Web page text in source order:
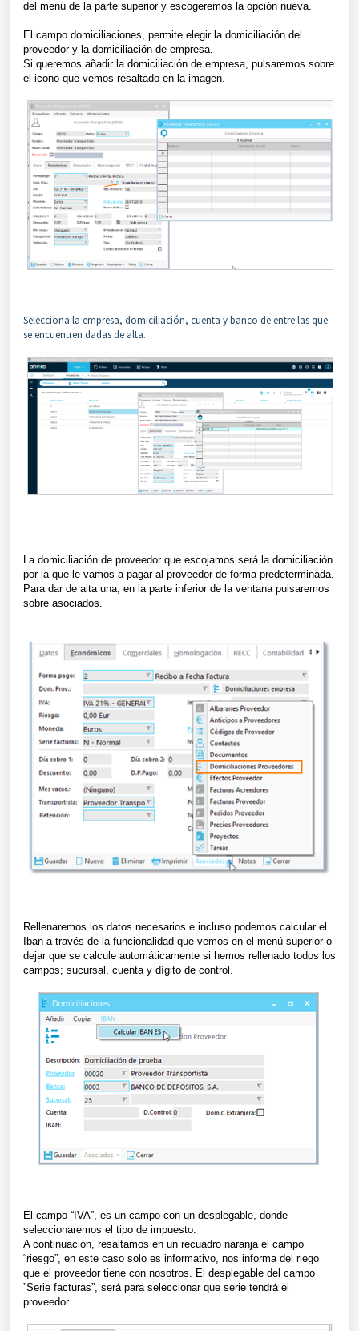
del menú de la parte superior y escogeremos la opción nueva.
El campo domiciliaciones, permite elegir la domiciliación del
proveedor y la domiciliación de empresa.
Si queremos añadir la domiciliación de empresa, pulsaremos sobre
el icono que vemos resaltado en la imagen.
Selecciona la empresa, domiciliación, cuenta y banco de entre las que
se encuentren dadas de alta.
La domiciliación de proveedor que escojamos será la domiciliación
por la que le vamos a pagar al proveedor de forma predeterminada.
Para dar de alta una, en la parte inferior de la ventana pulsaremos
sobre asociados.
Rellenaremos los datos necesarios e incluso podemos calcular el
Iban a través de la funcionalidad que vemos en el menú superior o
dejar que se calcule automáticamente si hemos rellenado todos los
campos; sucursal, cuenta y dígito de control.
El campo “IVA”, es un campo con un desplegable, donde
seleccionaremos el tipo de impuesto.
A continuación, resaltamos en un recuadro naranja el campo
“riesgo”, en este caso solo es informativo, nos informa del riego
que el proveedor tiene con nosotros. El desplegable del campo
”Serie facturas”, será para seleccionar que serie tendrá el
proveedor.